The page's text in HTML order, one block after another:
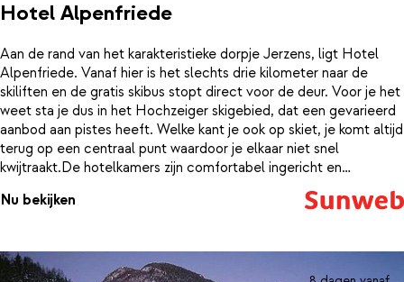
Hotel Alpenfriede
Aan de rand van het karakteristieke dorpje Jerzens, ligt Hotel
Alpenfriede. Vanaf hier is het slechts drie kilometer naar de
skiliften en de gratis skibus stopt direct voor de deur. Voor je het
weet sta je dus in het Hochzeiger skigebied, dat een gevarieerd
aanbod aan pistes heeft. Welke kant je ook op skiet, je komt altijd
terug op een centraal punt waardoor je elkaar niet snel
kwijtraakt.De hotelkamers zijn comfortabel ingericht en
beschikken over een balkon. Daarnaast is er een restaurant waar
je terechtkunt voor een heerlijk ontbijtbuffet en 4-gangen diner.
stoombad, Finse sauna, infraroodcabine en relaxruimte wordt de
Nu bekijken